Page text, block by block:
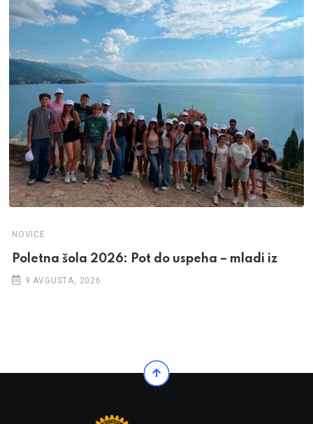
NOVICE
Poletna šola 2026: Pot do uspeha – mladi iz
9 AVGUSTA, 2026